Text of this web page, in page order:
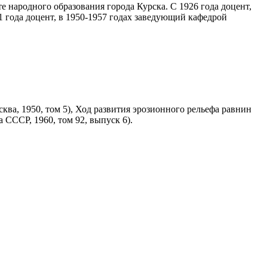
образования города Курска. С 1926 года доцент,
доцент, в 1950-1957 годах заведующий кафедрой
1950, том 5), Ход развития эрозионного рельефа равнин
СССР, 1960, том 92, выпуск 6).